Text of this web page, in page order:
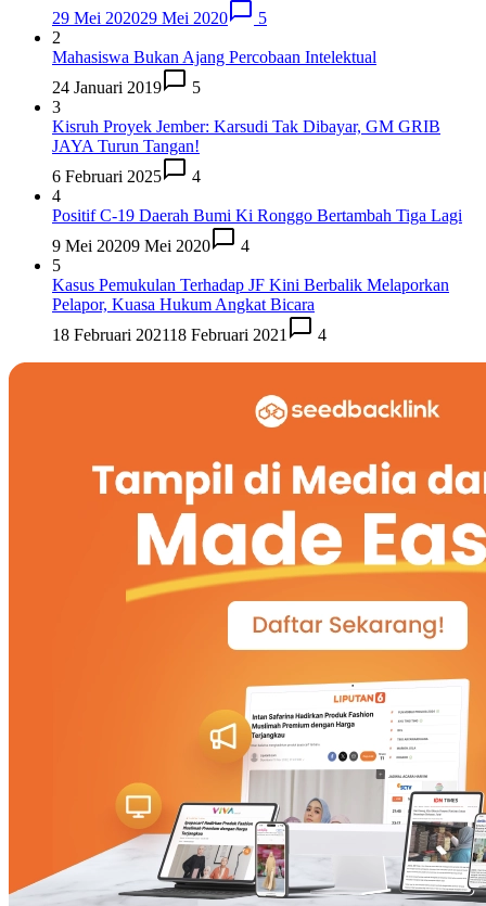
29 Mei 202029 Mei 2020
5
2
Mahasiswa Bukan Ajang Percobaan Intelektual
24 Januari 2019
5
3
Kisruh Proyek Jember: Karsudi Tak Dibayar, GM GRIB
JAYA Turun Tangan!
6 Februari 2025
4
4
Positif C-19 Daerah Bumi Ki Ronggo Bertambah Tiga Lagi
9 Mei 20209 Mei 2020
4
5
Kasus Pemukulan Terhadap JF Kini Berbalik Melaporkan
Pelapor, Kuasa Hukum Angkat Bicara
18 Februari 202118 Februari 2021 4